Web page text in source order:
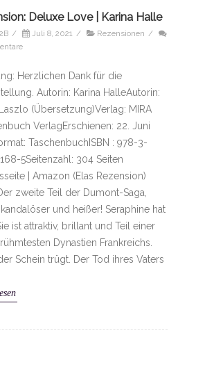
Deluxe Love | Karina Halle
/ Juli 8, 2021 / Rezensionen /
Herzlichen Dank für die
Autorin: Karina HalleAutorin:
(Übersetzung)Verlag: MIRA
VerlagErschienen: 22. Juni
TaschenbuchISBN : 978-3-
5Seitenzahl: 304 Seiten
| Amazon (Elas Rezension)
zweite Teil der Dumont-Saga,
und heißer! Seraphine hat
ist attraktiv, brillant und Teil einer
Dynastien Frankreichs.
Schein trügt. Der Tod ihres Vaters